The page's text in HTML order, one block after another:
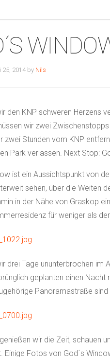
25, 2014 by Nils
den KNP schweren Herzens
wir zwei
zwei Stunden vom KNP
Park verlassen. Next Stop:
ist ein Aussichtspunkt von
sehen, über die Weiten
in der Nähe von Graskop
für weniger als
drei Tage ununterbrochen im
geplanten einen
Panoramastraße
wir die Zeit, schauen
Einige Fotos von God´s